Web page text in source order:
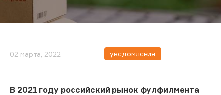
02 марта, 2022 уведомления
В 2021 году российский рынок фулфилмента